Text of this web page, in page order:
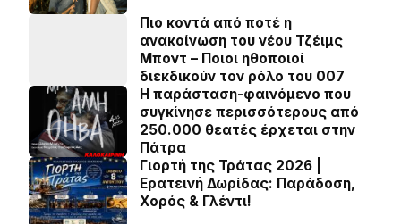
Πιο κοντά από ποτέ η
ανακοίνωση του νέου Τζέιμς
Μποντ – Ποιοι ηθοποιοί
διεκδικούν τον ρόλο του 007
Η παράσταση-φαινόμενο που
συγκίνησε περισσότερους από
250.000 θεατές έρχεται στην
Πάτρα
Γιορτή της Τράτας 2026 |
Ερατεινή Δωρίδας: Παράδοση,
Χορός & Γλέντι!